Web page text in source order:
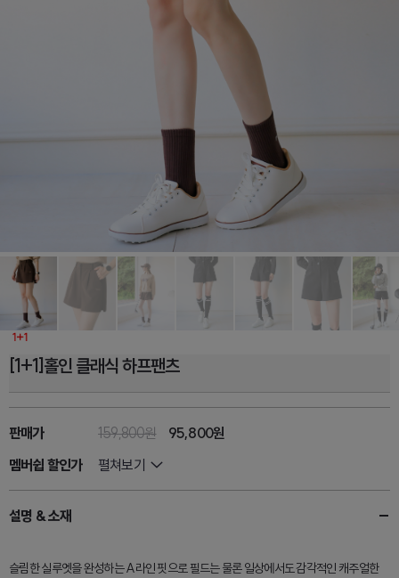
[1+1]홀인 클래식 하프팬츠
판매가 159,800원
95,800원
멤버쉽 할인가
펼쳐보기
설명 & 소재
슬림한 실루엣을 완성하는 A라인 핏으로 필드는 물론 일상에서도 감각적인 캐주얼한